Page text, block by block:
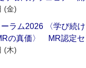
(金)
ラム2026 〈学び続
の真価〉 MR認定セ
(木)